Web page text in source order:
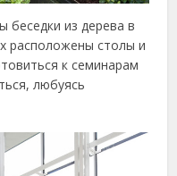
беседки из дерева в
расположены столы и
к семинарам
любуясь